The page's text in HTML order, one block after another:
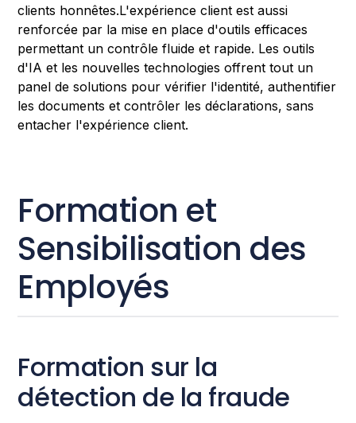
clients honnêtes.L'expérience client est aussi
renforcée par la mise en place d'outils efficaces
permettant un contrôle fluide et rapide. Les outils
d'IA et les nouvelles technologies offrent tout un
panel de solutions pour vérifier l'identité, authentifier
les documents et contrôler les déclarations, sans
entacher l'expérience client.
Formation et
Sensibilisation des
Employés
Formation sur la
détection de la fraude